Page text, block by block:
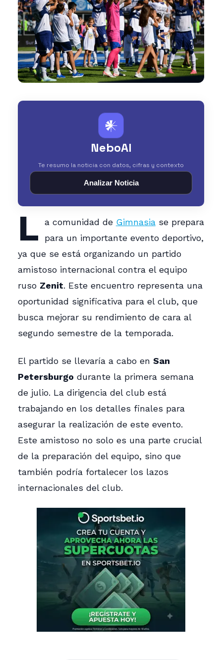
𒀭
NeboAI
Te resumo la noticia con datos, cifras y contexto
Analizar Noticia
L a comunidad de Gimnasiase prepara
para un importante evento deportivo,
ya que se está organizando un partido
amistoso internacional contra el equipo
ruso Zenit. Este encuentro representa una
oportunidad significativa para el club, que
busca mejorar su rendimiento de cara al
segundo semestre de la temporada.
El partido se llevaría a cabo en San
Petersburgo durante la primera semana
de julio. La dirigencia del club está
trabajando en los detalles finales para
asegurar la realización de este evento.
Este amistoso no solo es una parte crucial
de la preparación del equipo, sino que
también podría fortalecer los lazos
internacionales del club.